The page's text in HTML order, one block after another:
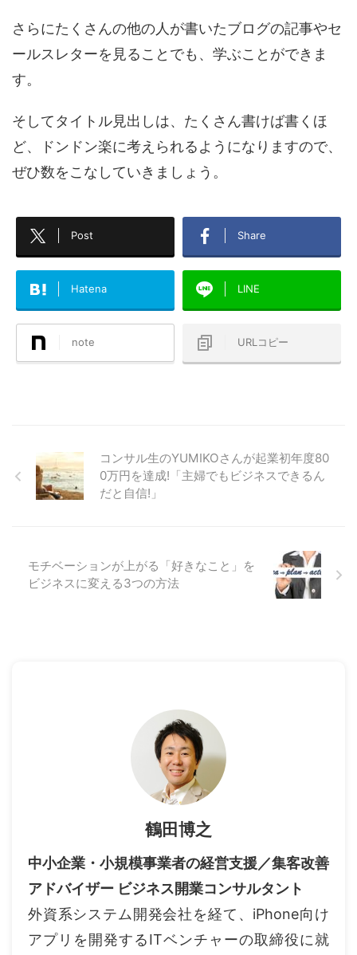
さらにたくさんの他の人が書いたブログの記事やセ
ールスレターを見ることでも、学ぶことができま
す。
そしてタイトル見出しは、たくさん書けば書くほ
ど、ドンドン楽に考えられるようになりますので、
ぜひ数をこなしていきましょう。
Post Share
Hatena LINE
note URLコピー
コンサル生のYUMIKOさんが起業初年度80
0万円を達成!「主婦でもビジネスできるん
だと自信!」
モチベーションが上がる「好きなこと」を
ビジネスに変える3つの方法
鶴田博之
中小企業・小規模事業者の経営支援／集客改善
アドバイザー ビジネス開業コンサルタント
外資系システム開発会社を経て、iPhone向け
アプリを開発するITベンチャーの取締役に就